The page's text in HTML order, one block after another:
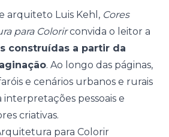
arquiteto Luis Kehl, Cores
para Colorirconvida o leitor a
construídas a partir da
. Ao longo das páginas,
e cenários urbanos e rurais
pessoais e
criativas.